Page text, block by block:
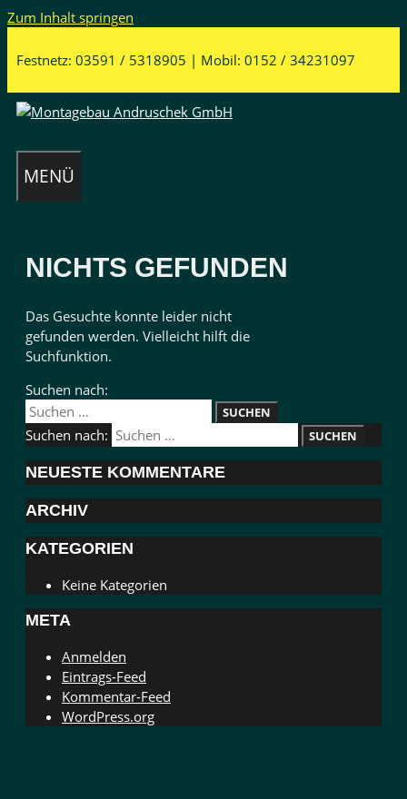
Zum Inhalt springen
Festnetz: 03591 / 5318905 | Mobil: 0152 / 34231097
MENÜ
NICHTS GEFUNDEN
Das Gesuchte konnte leider nicht
gefunden werden. Vielleicht hilft die
Suchfunktion.
Suchen nach:
Suchen nach:
NEUESTE KOMMENTARE
ARCHIV
KATEGORIEN
Keine Kategorien
META
Anmelden
Eintrags-Feed
Kommentar-Feed
WordPress.org